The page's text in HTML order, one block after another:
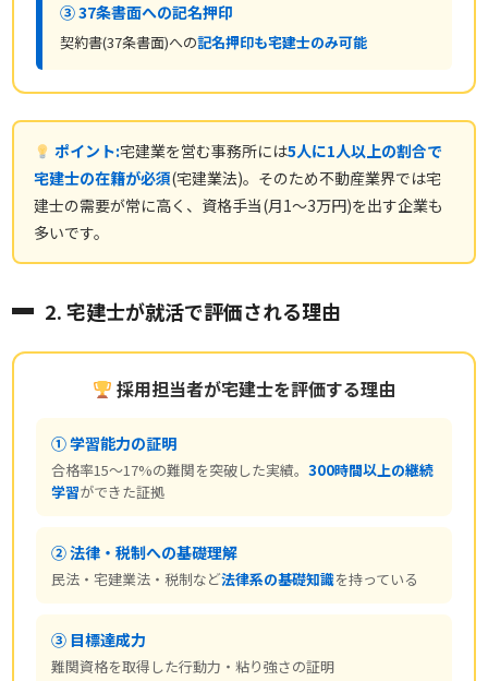
③ 37条書面への記名押印
契約書(37条書面)への記名押印も宅建士のみ可能
ポイント:宅建業を営む事務所には5人に1人以上の割合で
宅建士の在籍が必須(宅建業法)。そのため不動産業界では宅
建士の需要が常に高く、資格手当(月1〜3万円)を出す企業も
多いです。
2. 宅建士が就活で評価される理由
採用担当者が宅建士を評価する理由
① 学習能力の証明
合格率15〜17%の難関を突破した実績。300時間以上の継続
学習ができた証拠
② 法律・税制への基礎理解
民法・宅建業法・税制など法律系の基礎知識を持っている
③ 目標達成力
難関資格を取得した行動力・粘り強さの証明